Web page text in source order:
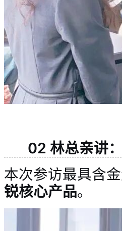
02 林总亲讲
本次参访最具含
锐核心产品。